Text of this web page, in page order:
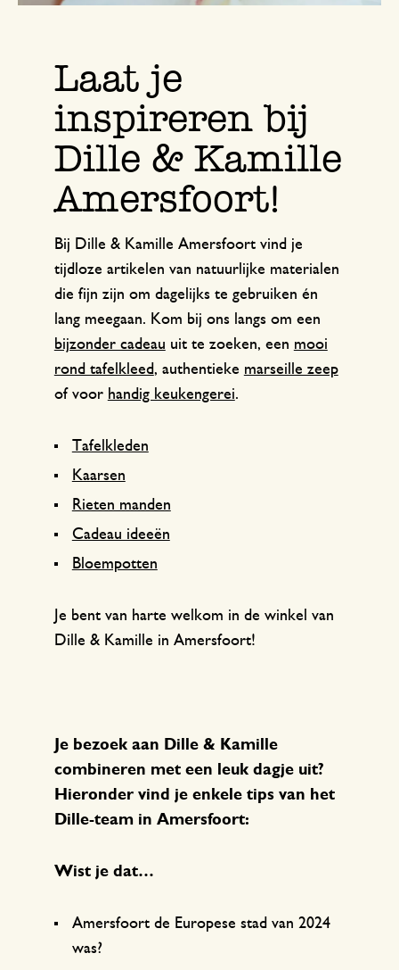
Laat je
inspireren bij
Dille & Kamille
Amersfoort!
Bij Dille & Kamille Amersfoort vind je
tijdloze artikelen van natuurlijke materialen
die fijn zijn om dagelijks te gebruiken én
lang meegaan. Kom bij ons langs om een
bijzonder cadeau uit te zoeken, een mooi
rond tafelkleed, authentieke marseille zeep
of voor handig keukengerei.
Tafelkleden
Kaarsen
Rieten manden
Cadeau ideeën
Bloempotten
Je bent van harte welkom in de winkel van
Dille & Kamille in Amersfoort!
Je bezoek aan Dille & Kamille
combineren met een leuk dagje uit?
Hieronder vind je enkele tips van het
Dille-team in Amersfoort:
Wist je dat…
Amersfoort de Europese stad van 2024
was?